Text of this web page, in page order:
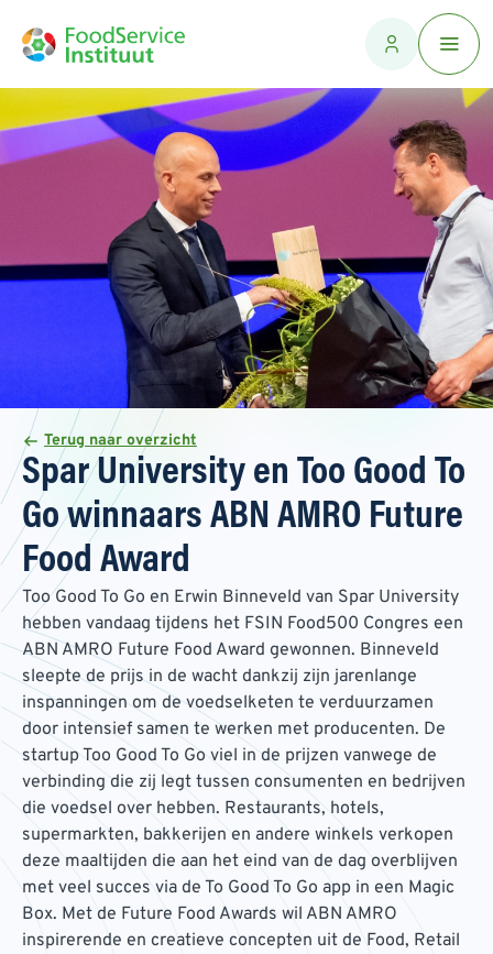
Terug naar overzicht
Spar University en Too Good To
Go winnaars ABN AMRO Future
Food Award
Too Good To Go en Erwin Binneveld van Spar University
hebben vandaag tijdens het FSIN Food500 Congres een
ABN AMRO Future Food Award gewonnen. Binneveld
sleepte de prijs in de wacht dankzij zijn jarenlange
inspanningen om de voedselketen te verduurzamen
door intensief samen te werken met producenten. De
startup Too Good To Go viel in de prijzen vanwege de
verbinding die zij legt tussen consumenten en bedrijven
die voedsel over hebben. Restaurants, hotels,
supermarkten, bakkerijen en andere winkels verkopen
deze maaltijden die aan het eind van de dag overblijven
met veel succes via de To Good To Go app in een Magic
Box. Met de Future Food Awards wil ABN AMRO
inspirerende en creatieve concepten uit de Food, Retail